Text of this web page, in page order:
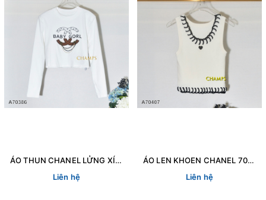
ÁO THUN CHANEL LỬNG XÍCH 70386
Liên hệ
ÁO LEN KHOEN CHANEL 70407
Liên hệ